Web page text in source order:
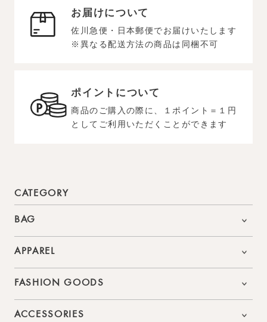
お届けについて
佐川急便・日本郵便でお届けいたします
※異なる配送方法の商品は同梱不可
ポイントについて
商品のご購入の際に、１ポイント＝１円
としてご利用いただくことができます
CATEGORY
BAG
APPAREL
FASHION GOODS
ACCESSORIES